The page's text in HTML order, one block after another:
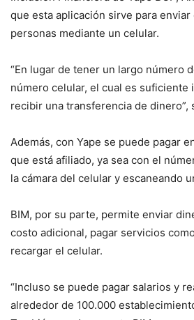
que esta aplicación sirve para
personas mediante un celular.
“En lugar de tener un largo número
número celular, el cual es suficiente
recibir una transferencia de dinero”,
Además, con Yape se puede pagar
que está afiliado, ya sea con el
la cámara del celular y escaneando
BIM, por su parte, permite enviar
costo adicional, pagar servicios
recargar el celular.
“Incluso se puede pagar salarios y
alrededor de 100.000